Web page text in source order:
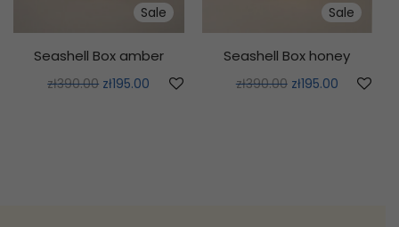
Sale
Seashell Box amber
zł390.00 zł195.00
Sale
Seashell Box honey
zł390.00 zł195.00